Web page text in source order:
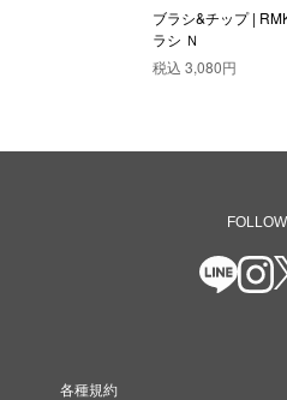
ブラシ&チップ |
ラシ Ｎ
税込 3,080円
各種規約